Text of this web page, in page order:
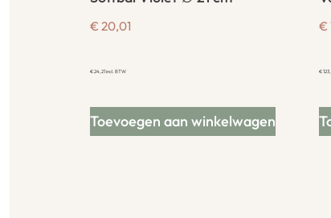
€ 20,01
€24,21incl. BTW
Toevoegen aan winkelwagen
€
€